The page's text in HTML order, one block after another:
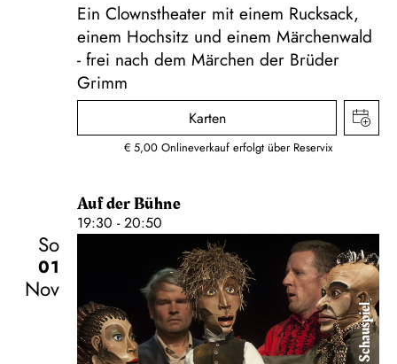
Ein Clownstheater mit einem Rucksack,
einem Hochsitz und einem Märchenwald
- frei nach dem Märchen der Brüder
Grimm
Karten
€ 5,00 Onlineverkauf erfolgt über Reservix
Auf der Bühne
19:30 - 20:50
So
01
Nov
Schauspiel